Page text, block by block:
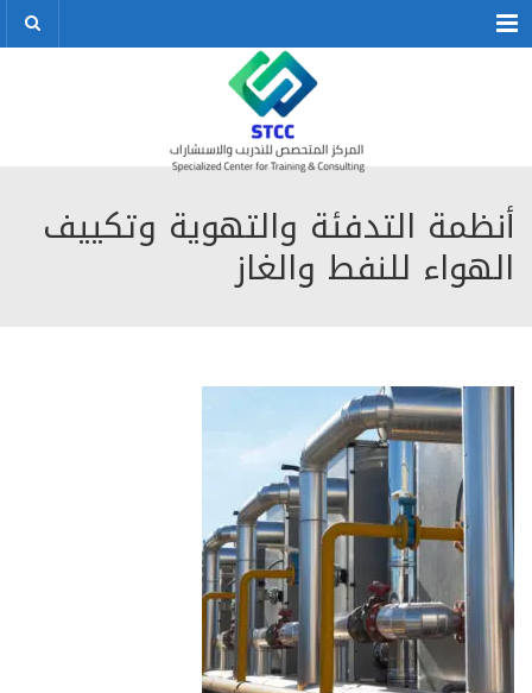
Menu
أنظمة التدفئة والتهوية وتكييف
الهواء للنفط والغاز